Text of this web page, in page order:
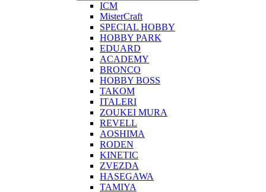
ICM
MisterCraft
SPECIAL HOBBY
HOBBY PARK
EDUARD
ACADEMY
BRONCO
HOBBY BOSS
TAKOM
ITALERI
ZOUKEI MURA
REVELL
AOSHIMA
RODEN
KINETIC
ZVEZDA
HASEGAWA
TAMIYA